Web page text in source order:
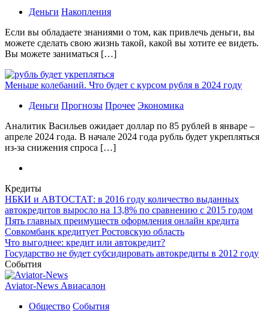
Деньги Накопления
Если вы обладаете знаниями о том, как привлечь деньги, вы
можете сделать свою жизнь такой, какой вы хотите ее видеть.
Вы можете заниматься […]
Меньше колебаний. Что будет с курсом рубля в 2024 году
Деньги Прогнозы Прочее Экономика
Аналитик Васильев ожидает доллар по 85 рублей в январе –
апреле 2024 года. В начале 2024 года рубль будет укрепляться
из-за снижения спроса […]
Кредиты
НБКИ и АВТОСТАТ: в 2016 году количество выданных
автокредитов выросло на 13,8% по сравнению с 2015 годом
Пять главных преимуществ оформления онлайн кредита
Совкомбанк кредитует Ростовскую область
Что выгоднее: кредит или автокредит?
Государство не будет субсидировать автокредиты в 2012 году
События
Aviator-News Авиасалон
Общество События